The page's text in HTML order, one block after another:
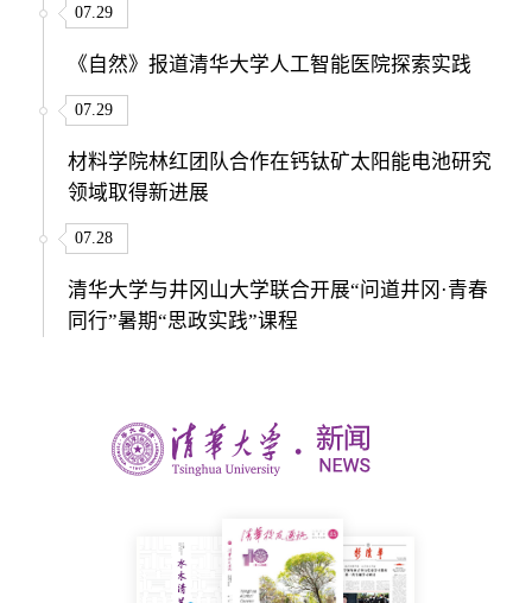
07.29
《自然》报道清华大学人工智能医院探索实践
07.29
材料学院林红团队合作在钙钛矿太阳能电池研究
领域取得新进展
07.28
清华大学与井冈山大学联合开展“问道井冈·青春
同行”暑期“思政实践”课程